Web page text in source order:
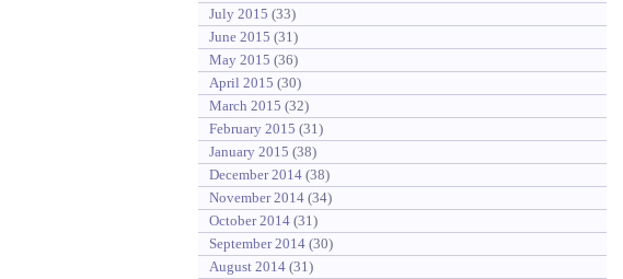
July 2015 (33)
June 2015 (31)
May 2015 (36)
April 2015 (30)
March 2015 (32)
February 2015 (31)
January 2015 (38)
December 2014(38)
November 2014(34)
October 2014(31)
September 2014(30)
August 2014(31)